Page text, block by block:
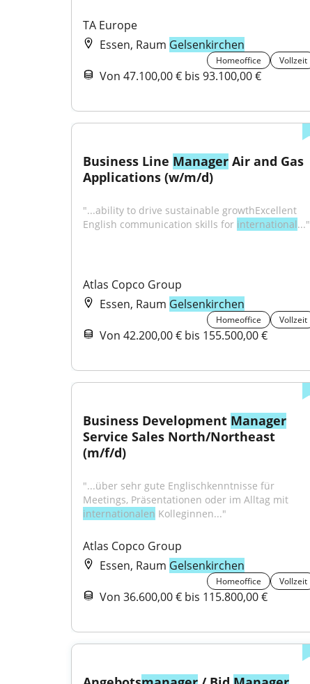
TA Europe
Essen, Raum Gelsenkirchen
Homeoffice Vollzeit
Von 47.100,00 € bis 93.100,00 €
Business Line Manager Air and Gas
Applications (w/m/d)
"...ability to drive sustainable growthExcellent
English communication skills for international..."
Atlas Copco Group
Essen, Raum Gelsenkirchen
Homeoffice Vollzeit
Von 42.200,00 € bis 155.500,00 €
Business Development Manager
Service Sales North/Northeast
(m/f/d)
"...über sehr gute Englischkenntnisse für
internationalen Kolleginnen..."
Atlas Copco Group
Essen, Raum Gelsenkirchen
Homeoffice Vollzeit
Von 36.600,00 € bis 115.800,00 €